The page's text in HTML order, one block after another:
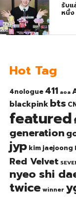
รับ
หนึ่
Hot Tag
4nologue 411 aoa
blackpinkbts
featured
generation
jyp kim jaejoong
Red Velvet
nyeo shi
twice winner